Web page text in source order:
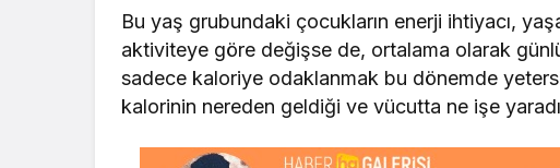
Bu yaş grubundaki çocukların enerji ihtiyacı,
aktiviteye göre değişse de, ortalama olarak
sadece kaloriye odaklanmak bu dönemde
kalorinin nereden geldiği ve vücutta ne işe